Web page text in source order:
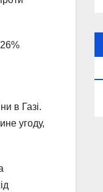
в Газі.
угоду,